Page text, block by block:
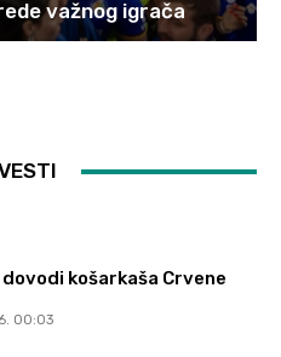
važnog igrača
dovodi košarkaša Crvene
00:03